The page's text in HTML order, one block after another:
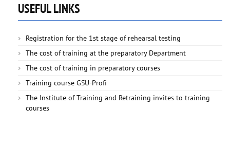
USEFUL LINKS
Registration for the 1st stage of rehearsal testing
The cost of training at the preparatory Department
The cost of training in preparatory courses
Training course GSU-Profi
The Institute of Training and Retraining invites to training
courses